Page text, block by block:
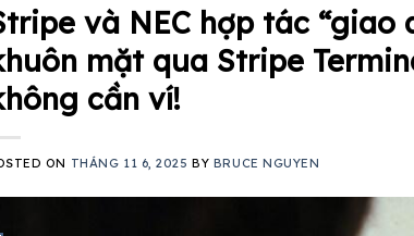
và NEC hợp tác “giao
mặt qua Stripe
cần ví!
ON THÁNG 11 6, 2025 BY BRUCE NGUYEN